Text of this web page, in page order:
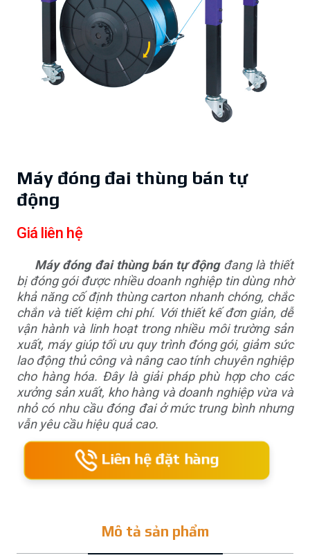
Máy đóng đai thùng bán tự
động
Giá liên hệ
Máy đóng đai thùng bán tự độngđang là thiết
bị đóng gói được nhiều doanh nghiệp tin dùng nhờ
khả năng cố định thùng carton nhanh chóng, chắc
chắn và tiết kiệm chi phí. Với thiết kế đơn giản, dễ
vận hành và linh hoạt trong nhiều môi trường sản
xuất, máy giúp tối ưu quy trình đóng gói, giảm sức
lao động thủ công và nâng cao tính chuyên nghiệp
cho hàng hóa. Đây là giải pháp phù hợp cho các
xưởng sản xuất, kho hàng và doanh nghiệp vừa và
nhỏ có nhu cầu đóng đai ở mức trung bình nhưng
vẫn yêu cầu hiệu quả cao.
Liên hệ đặt hàng
Mô tả sản phẩm